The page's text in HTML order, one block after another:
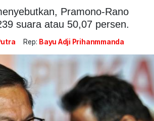
Pramono-Rano
suara atau 50,07 persen.
Rep: Bayu Adji Prihanmmanda